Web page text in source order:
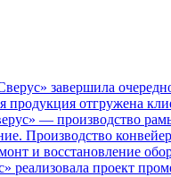
завершила
продукция отгружена
— производство
Производство
и восстановление
реализовала проект